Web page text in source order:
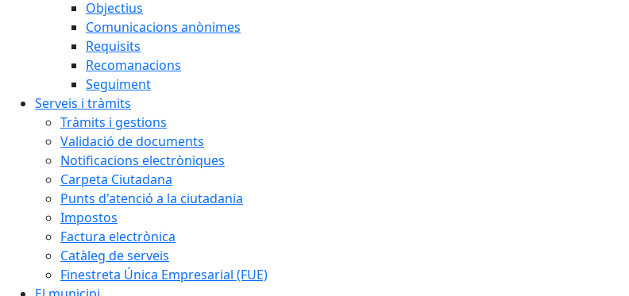
Objectius
Comunicacions anònimes
Requisits
Recomanacions
Seguiment
Serveis i tràmits
Tràmits i gestions
Validació de documents
Notificacions electròniques
Carpeta Ciutadana
Punts d'atenció a la ciutadania
Impostos
Factura electrònica
Catàleg de serveis
Finestreta Única Empresarial (FUE)